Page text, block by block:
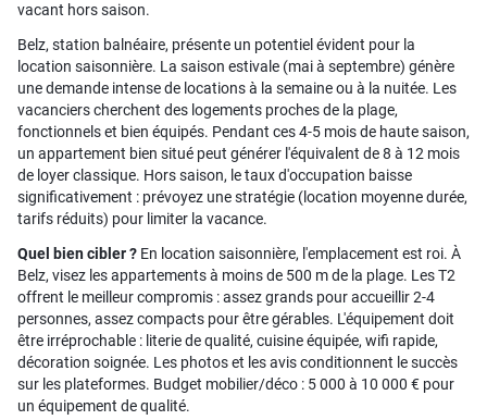
vacant hors saison.
Belz, station balnéaire, présente un potentiel évident pour la
location saisonnière. La saison estivale (mai à septembre) génère
une demande intense de locations à la semaine ou à la nuitée. Les
vacanciers cherchent des logements proches de la plage,
fonctionnels et bien équipés. Pendant ces 4-5 mois de haute saison,
un appartement bien situé peut générer l'équivalent de 8 à 12 mois
de loyer classique. Hors saison, le taux d'occupation baisse
significativement : prévoyez une stratégie (location moyenne durée,
tarifs réduits) pour limiter la vacance.
Quel bien cibler ? En location saisonnière, l'emplacement est roi. À
Belz, visez les appartements à moins de 500 m de la plage. Les T2
offrent le meilleur compromis : assez grands pour accueillir 2-4
personnes, assez compacts pour être gérables. L'équipement doit
être irréprochable : literie de qualité, cuisine équipée, wifi rapide,
décoration soignée. Les photos et les avis conditionnent le succès
sur les plateformes. Budget mobilier/déco : 5 000 à 10 000 € pour
un équipement de qualité.